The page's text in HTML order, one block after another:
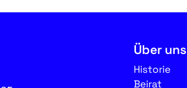
Über uns
Historie
Beirat